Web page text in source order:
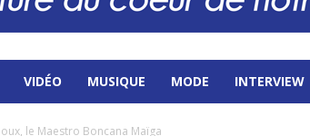
VIDÉO MUSIQUE MODE INTERVIEW
le Maestro Boncana Maïga